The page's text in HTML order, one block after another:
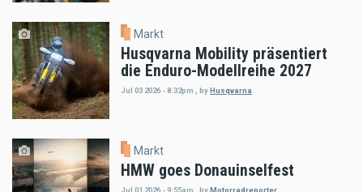
Markt
Husqvarna Mobility präsentiert
die Enduro-Modellreihe 2027
Jul 03 2026 - 8:32pm byHusqvarna
Markt
HMW goes Donauinselfest
Jul 01 2026 - 9:55am byMotorradreporter